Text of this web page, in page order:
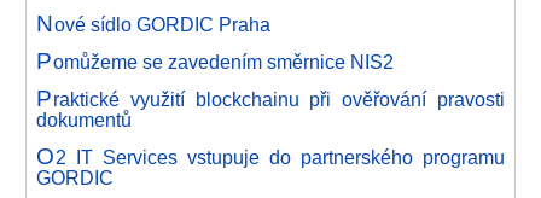
Nové sídlo GORDIC Praha
Pomůžeme se zavedením směrnice NIS2
Praktické využití blockchainu při ověřování pravosti
dokumentů
O2 IT Services vstupuje do partnerského programu
GORDIC